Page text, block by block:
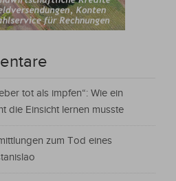
tot als impfen“: Wie ein
die Einsicht lernen musste
zum Tod eines